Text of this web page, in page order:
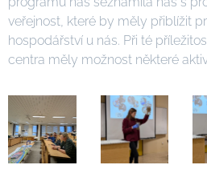
veřejnost, které by měly přiblížit
hospodářství u nás. Při té
centra měly možnost některé